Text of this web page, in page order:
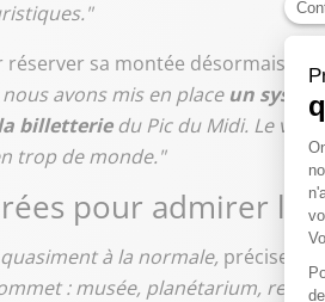
sa montée désormais ?
avons mis en place un
billetteriedu Pic du Midi. Le
trop de monde."
pour admirer le
à la normale, précise
: musée, planétarium,